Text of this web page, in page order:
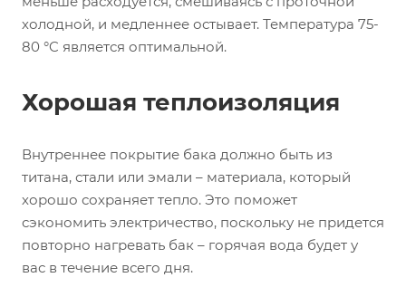
холодной, и медленнее остывает. Температура 75-
80 °C является оптимальной.
Хорошая теплоизоляция
Внутреннее покрытие бака должно быть из
титана, стали или эмали – материала, который
хорошо сохраняет тепло. Это поможет
сэкономить электричество, поскольку не придется
повторно нагревать бак – горячая вода будет у
вас в течение всего дня.